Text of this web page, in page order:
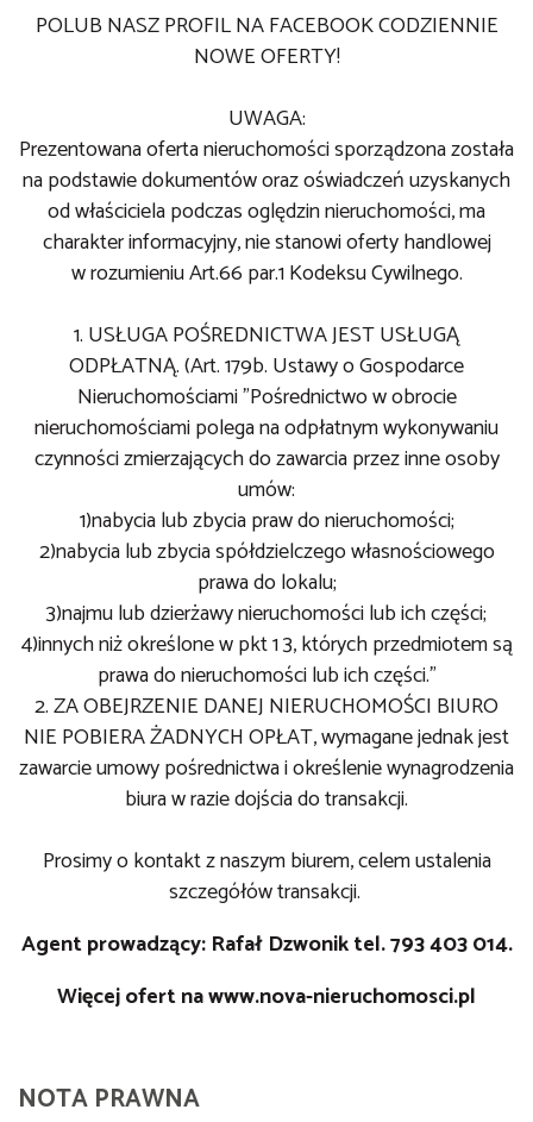
POLUB NASZ PROFIL NA FACEBOOK CODZIENNIE
NOWE OFERTY!
UWAGA:
Prezentowana oferta nieruchomości sporządzona została
na podstawie dokumentów oraz oświadczeń uzyskanych
od właściciela podczas oględzin nieruchomości, ma
charakter informacyjny, nie stanowi oferty handlowej
w rozumieniu Art.66 par.1 Kodeksu Cywilnego.
1. USŁUGA POŚREDNICTWA JEST USŁUGĄ
ODPŁATNĄ. (Art. 179b. Ustawy o Gospodarce
Nieruchomościami "Pośrednictwo w obrocie
nieruchomościami polega na odpłatnym wykonywaniu
czynności zmierzających do zawarcia przez inne osoby
umów:
1)nabycia lub zbycia praw do nieruchomości;
2)nabycia lub zbycia spółdzielczego własnościowego
prawa do lokalu;
3)najmu lub dzierżawy nieruchomości lub ich części;
4)innych niż określone w pkt 1 3, których przedmiotem są
prawa do nieruchomości lub ich części."
2. ZA OBEJRZENIE DANEJ NIERUCHOMOŚCI BIURO
NIE POBIERA ŻADNYCH OPŁAT, wymagane jednak jest
zawarcie umowy pośrednictwa i określenie wynagrodzenia
biura w razie dojścia do transakcji.
Prosimy o kontakt z naszym biurem, celem ustalenia
szczegółów transakcji.
Agent prowadzący: Rafał Dzwonik tel. 793 403 014.
Więcej ofert nawww.nova-nieruchomosci.pl
NOTA PRAWNA